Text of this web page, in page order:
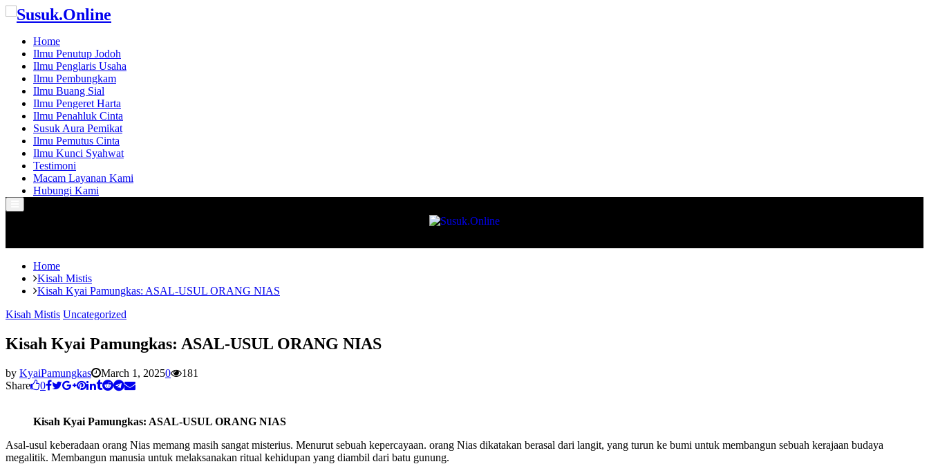
Home
Ilmu Penutup Jodoh
Ilmu Penglaris Usaha
Ilmu Pembungkam
Ilmu Buang Sial
Ilmu Pengeret Harta
Ilmu Penahluk Cinta
Susuk Aura Pemikat
Ilmu Pemutus Cinta
Ilmu Kunci Syahwat
Testimoni
Macam Layanan Kami
Hubungi Kami
Menu
Home
Kisah Mistis
Kisah Kyai Pamungkas: ASAL-USUL ORANG NIAS
Kisah Mistis Uncategorized
Kisah Kyai Pamungkas: ASAL-USUL ORANG NIAS
by KyaiPamungkas March 1, 20250
181
Share
0
Kisah Kyai Pamungkas: ASAL-USUL ORANG NIAS
Asal-usul keberadaan orang Nias memang masih sangat misterius. Menurut sebuah kepercayaan. orang Nias dikatakan berasal dari langit, yang turun ke bumi untuk membangun sebuah kerajaan budaya
megalitik. Membangun manusia untuk melaksanakan ritual kehidupan yang diambil dari batu gunung.